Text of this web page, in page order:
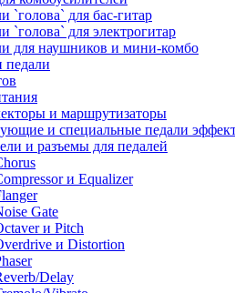
`голова` для бас-гитар
`голова` для электрогитар
для наушников и мини-комбо
педали
и маршрутизаторы
и специальные педали
и разъемы для педалей
и Equalizer
Gate
и Pitch
и Distortion
Delay